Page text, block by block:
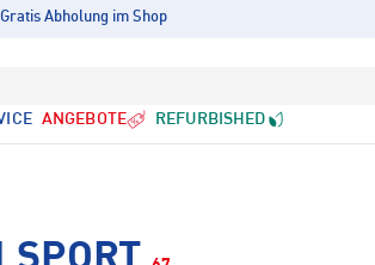
Gratis Abholung im Shop
ANGEBOTE REFURBISHED